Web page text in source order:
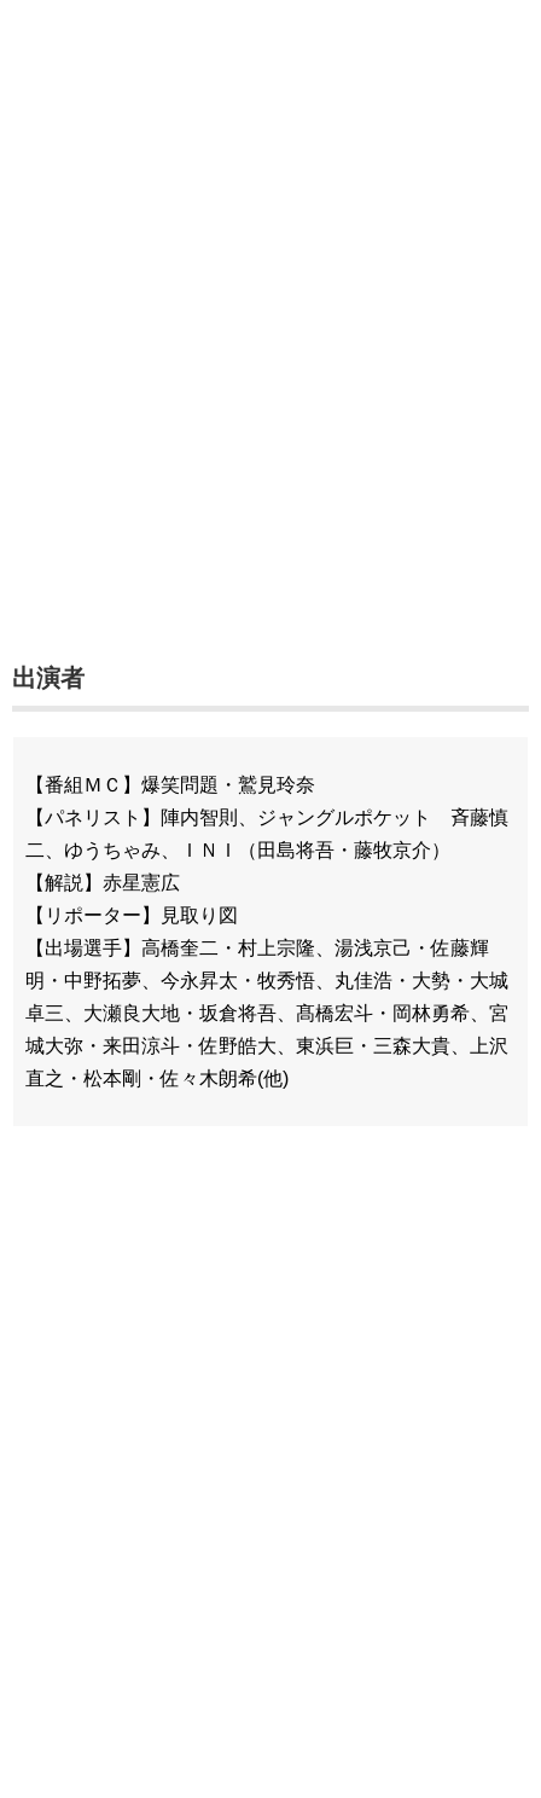
出演者
【番組ＭＣ】爆笑問題・鷲見玲奈
【パネリスト】陣内智則、ジャングルポケット 斉藤慎
二、ゆうちゃみ、ＩＮＩ（田島将吾・藤牧京介）
【解説】赤星憲広
【リポーター】見取り図
【出場選手】高橋奎二・村上宗隆、湯浅京己・佐藤輝
明・中野拓夢、今永昇太・牧秀悟、丸佳浩・大勢・大城
卓三、大瀬良大地・坂倉将吾、髙橋宏斗・岡林勇希、宮
城大弥・来田涼斗・佐野皓大、東浜巨・三森大貴、上沢
直之・松本剛・佐々木朗希(他)